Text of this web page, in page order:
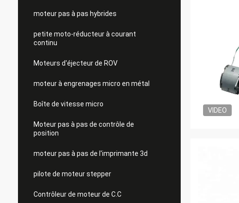
moteur pas à pas hybrides
petite moto-réducteur à courant
continu
Moteurs d'éjecteur de ROV
moteur à engrenages micro en métal
Boîte de vitesse micro
Moteur pas à pas de contrôle de
position
moteur pas à pas de l'imprimante 3d
pilote de moteur stepper
Contrôleur de moteur de C.C
VIDEO